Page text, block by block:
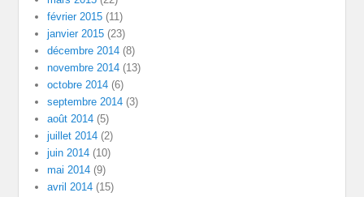
février 2015 (11)
janvier 2015 (23)
décembre 2014 (8)
novembre 2014 (13)
octobre 2014 (6)
septembre 2014 (3)
août 2014 (5)
juillet 2014 (2)
juin 2014 (10)
mai 2014 (9)
avril 2014 (15)